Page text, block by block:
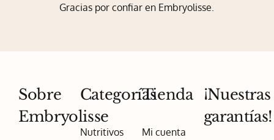
Gracias por confiar en Embryolisse.
Sobre
Embryolisse
Categorías
Nutritivos
Tienda
Mi cuenta
¡Nuestras
garantías!